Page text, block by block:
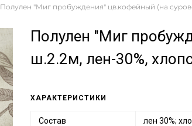
Полулен "Миг пробуждения" цв.кофейный (на
Полулен "Миг
ш.2.2м, лен-30%,
ХАРАКТЕРИСТИКИ
Состав лен 30%;